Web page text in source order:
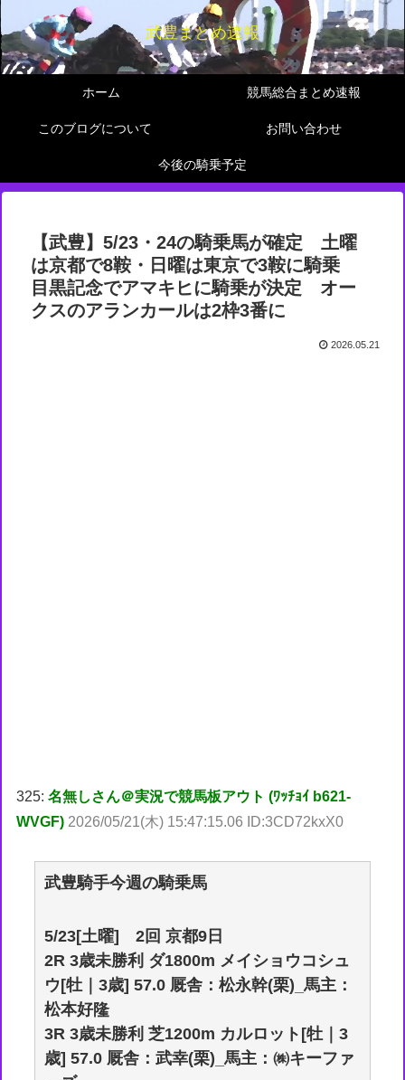
武豊まとめ速報
ホーム 競馬総合まとめ速報
このブログについて お問い合わせ
今後の騎乗予定
【武豊】5/23・24の騎乗馬が確定 土曜
は京都で8鞍・日曜は東京で3鞍に騎乗
目黒記念でアマキヒに騎乗が決定 オー
クスのアランカールは2枠3番に
2026.05.21
325:名無しさん＠実況で競馬板アウト (ﾜｯﾁｮｲ b621-
WVGF) 2026/05/21(木) 15:47:15.06 ID:3CD72kxX0
武豊騎手今週の騎乗馬
5/23[土曜] 2回 京都9日
2R 3歳未勝利 ダ1800m メイショウコシュ
ウ[牡｜3歳] 57.0 厩舎：松永幹(栗)_馬主：
松本好隆
3R 3歳未勝利 芝1200m カルロット[牡｜3
歳] 57.0 厩舎：武幸(栗)_馬主：㈱キーファ